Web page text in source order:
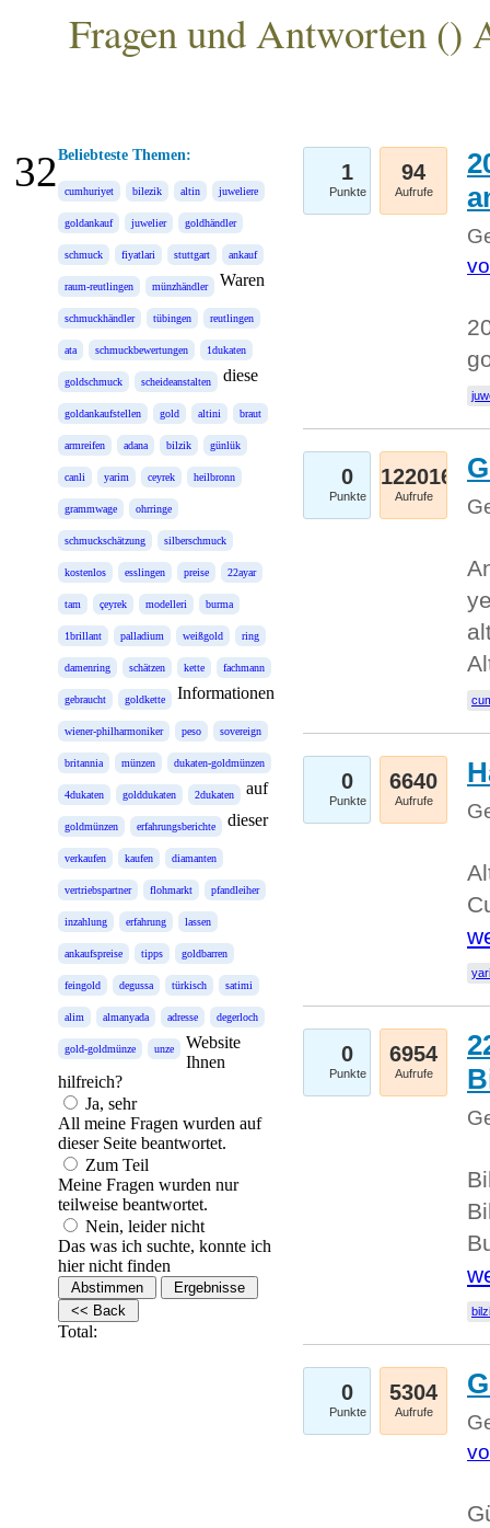
Fragen und Antworten ()
Beliebteste Themen:
cumhuriyet bilezik altin juweliere
goldankauf juwelier goldhändler
schmuck fiyatlari stuttgart ankauf
raum-reutlingen münzhändler
schmuckhändler tübingen reutlingen
ata schmuckbewertungen 1dukaten
goldschmuck scheideanstalten
goldankaufstellen gold altini braut
armreifen adana bilzik günlük
canli yarim ceyrek heilbronn
grammwage ohrringe
schmuckschätzung silberschmuck
kostenlos esslingen preise 22ayar
tam çeyrek modelleri burma
1brillant palladium weißgold ring
damenring schätzen kette fachmann
gebraucht goldkette
wiener-philharmoniker peso sovereign
britannia münzen dukaten-goldmünzen
4dukaten golddukaten 2dukaten
goldmünzen erfahrungsberichte
verkaufen kaufen diamanten
vertriebspartner flohmarkt pfandleiher
inzahlung erfahrung lassen
ankaufspreise tipps goldbarren
feingold degussa türkisch satimi
alim almanyada adresse degerloch
gold-goldmünze unze
Waren
diese
Informationen
auf
dieser
Website
Ihnen
hilfreich?
Ja, sehr
All meine Fragen wurden auf
dieser Seite beantwortet.
Zum Teil
Meine Fragen wurden nur
teilweise beantwortet.
Nein, leider nicht
Das was ich suchte, konnte ich
hier nicht finden
Total:
1
Punkte
94
Aufrufe
0
Punkte
122016
Aufrufe
0
Punkte
6640
Aufrufe
0
Punkte
6954
Aufrufe
0
Punkte
5304
Aufrufe
32